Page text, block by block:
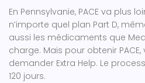
En Pennsylvanie, PACE va plus
n’importe quel plan Part D,
aussi les médicaments que
charge. Mais pour obtenir
demander Extra Help. Le
120 jours.